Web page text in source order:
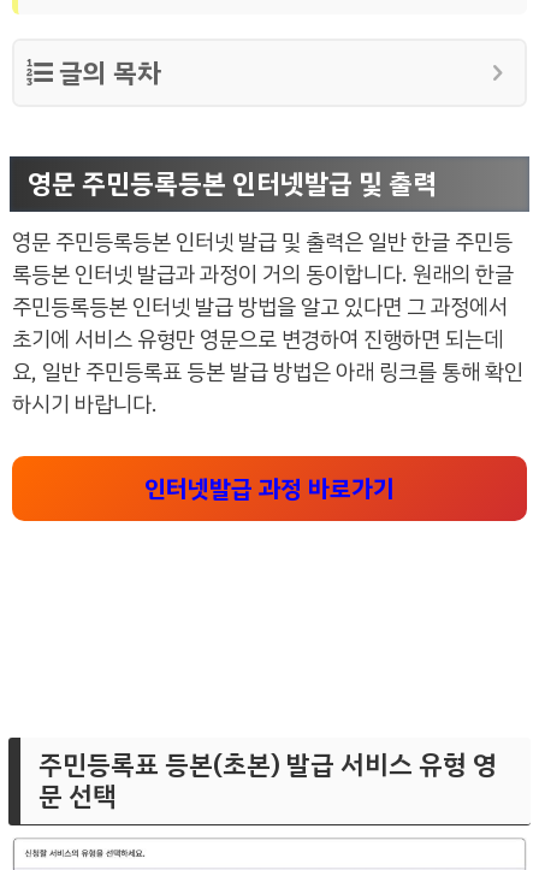
글의 목차
영문 주민등록등본 인터넷발급 및 출력
영문 주민등록등본 인터넷 발급 및 출력은 일반 한글 주민등
록등본 인터넷 발급과 과정이 거의 동이합니다. 원래의 한글
주민등록등본 인터넷 발급 방법을 알고 있다면 그 과정에서
초기에 서비스 유형만 영문으로 변경하여 진행하면 되는데
요, 일반 주민등록표 등본 발급 방법은 아래 링크를 통해 확인
하시기 바랍니다.
인터넷발급 과정 바로가기
주민등록표 등본(초본) 발급 서비스 유형 영
문 선택